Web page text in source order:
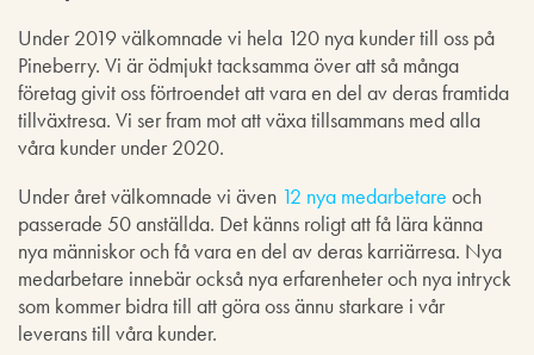
Under 2019 välkomnade vi hela 120 nya kunder till oss på
Pineberry. Vi är ödmjukt tacksamma över att så många
företag givit oss förtroendet att vara en del av deras framtida
tillväxtresa. Vi ser fram mot att växa tillsammans med alla
våra kunder under 2020.
Under året välkomnade vi även 12 nya medarbetare och
passerade 50 anställda. Det känns roligt att få lära känna
nya människor och få vara en del av deras karriärresa. Nya
medarbetare innebär också nya erfarenheter och nya intryck
som kommer bidra till att göra oss ännu starkare i vår
leverans till våra kunder.